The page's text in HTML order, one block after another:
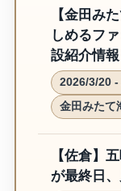
牛込海岸
【金田み
しめるフ
設紹介情報
2026/3/20
金田みたて